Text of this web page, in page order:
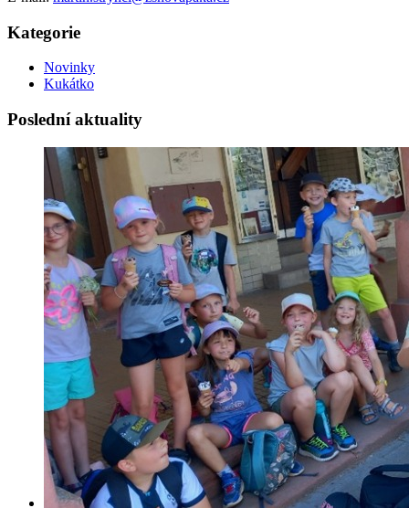
Kategorie
Novinky
Kukátko
Poslední aktuality